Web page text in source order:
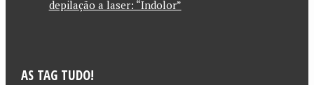
depilação a laser: “Indolor”
AS TAG TUDO!